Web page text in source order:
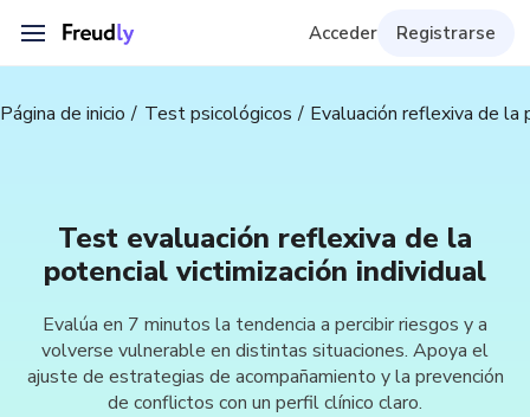
Acceder Registrarse
Página de inicio Test psicológicos Evaluación reflexiva de la
Test evaluación reflexiva de la
potencial victimización individual
Evalúa en 7 minutos la tendencia a percibir riesgos y a
volverse vulnerable en distintas situaciones. Apoya el
ajuste de estrategias de acompañamiento y la prevención
de conflictos con un perfil clínico claro.